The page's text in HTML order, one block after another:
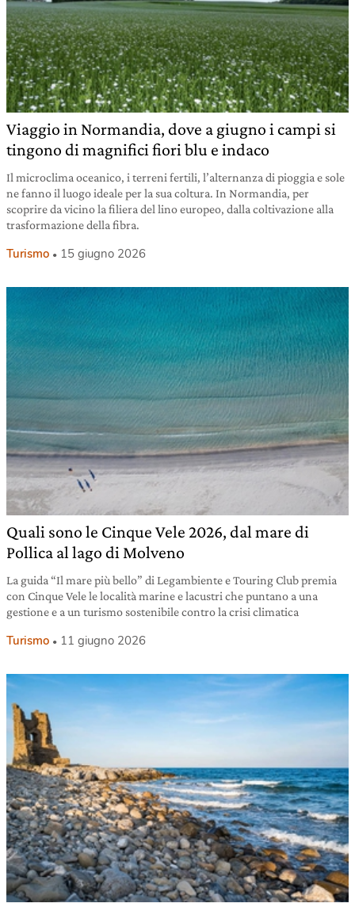
Viaggio in Normandia, dove a giugno i campi si
tingono di magnifici fiori blu e indaco
Il microclima oceanico, i terreni fertili, l’alternanza di pioggia e sole
ne fanno il luogo ideale per la sua coltura. In Normandia, per
scoprire da vicino la filiera del lino europeo, dalla coltivazione alla
trasformazione della fibra.
Turismo 15 giugno 2026
Quali sono le Cinque Vele 2026, dal mare di
Pollica al lago di Molveno
La guida “Il mare più bello” di Legambiente e Touring Club premia
con Cinque Vele le località marine e lacustri che puntano a una
gestione e a un turismo sostenibile contro la crisi climatica
Turismo 11 giugno 2026